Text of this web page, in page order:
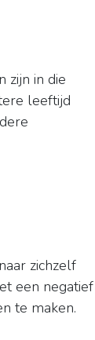
zijn in die
leeftijd
zichzelf
een negatief
te maken.